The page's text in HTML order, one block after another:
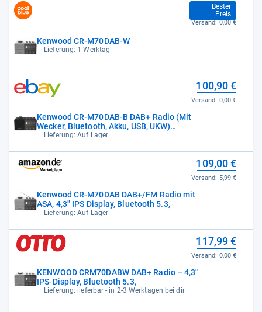
Kenwood CR-M70DAB-W
Lieferung: 1 Werktag
Bester
Preis
99,00 €
Versand: 0,00 €
Kenwood CR-M70DAB-B DAB+ Radio (Mit
Wecker, Bluetooth, Akku, USB, UKW)
#1907323
Lieferung: Auf Lager
100,90 €
Versand: 0,00 €
Kenwood CR-M70DAB DAB+/FM Radio mit
ASA, 4,3" IPS Display, Bluetooth 5.3,
Lieferung: Auf Lager
109,00 €
Versand: 5,99 €
KENWOOD CRM70DABW DAB+ Radio – 4,3''
IPS-Display, Bluetooth 5.3,
Lieferung: lieferbar - in 2-3 Werktagen bei dir
117,99 €
Versand: 0,00 €